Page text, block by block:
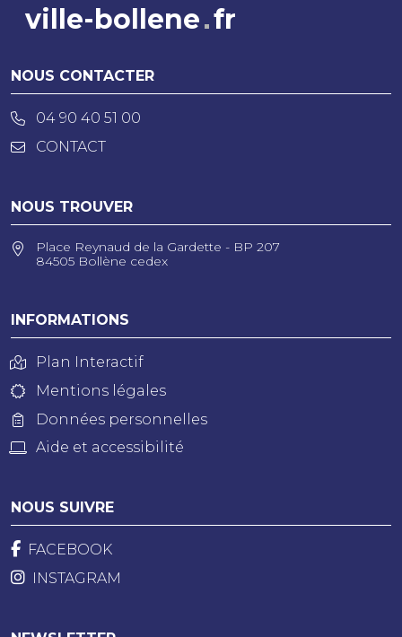
ville-bollene fr
NOUS CONTACTER
04 90 40 51 00
CONTACT
NOUS TROUVER
Place Reynaud de la Gardette - BP 207
84505 Bollène cedex
INFORMATIONS
Plan Interactif
Mentions légales
Données personnelles
Aide et accessibilité
NOUS SUIVRE
FACEBOOK
INSTAGRAM